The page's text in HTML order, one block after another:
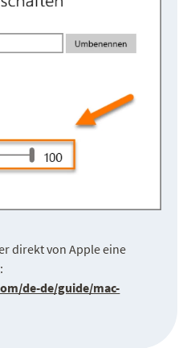
direkt von Apple eine
de-de/guide/mac-